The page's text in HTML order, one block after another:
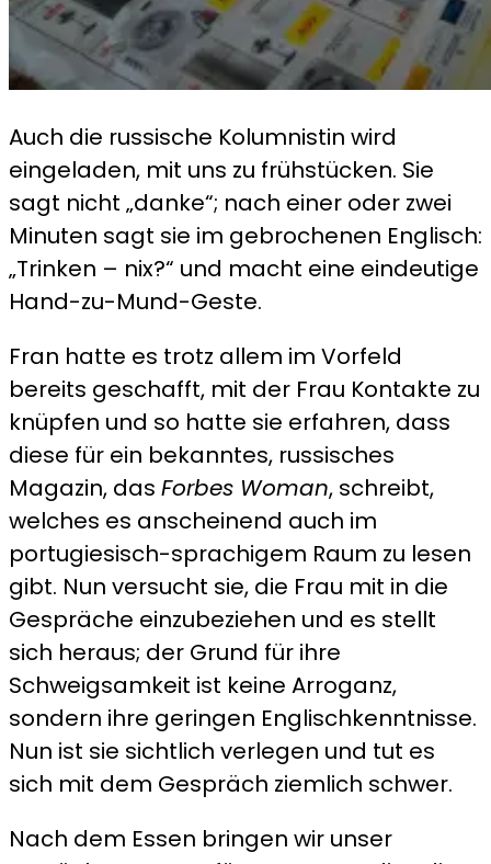
Auch die russische Kolumnistin wird
eingeladen, mit uns zu frühstücken. Sie
sagt nicht „danke“; nach einer oder zwei
Minuten sagt sie im gebrochenen Englisch:
„Trinken – nix?“ und macht eine eindeutige
Hand-zu-Mund-Geste.
Fran hatte es trotz allem im Vorfeld
bereits geschafft, mit der Frau Kontakte zu
knüpfen und so hatte sie erfahren, dass
diese für ein bekanntes, russisches
Magazin, das Forbes Woman, schreibt,
welches es anscheinend auch im
portugiesisch-sprachigem Raum zu lesen
gibt. Nun versucht sie, die Frau mit in die
Gespräche einzubeziehen und es stellt
sich heraus; der Grund für ihre
Schweigsamkeit ist keine Arroganz,
sondern ihre geringen Englischkenntnisse.
Nun ist sie sichtlich verlegen und tut es
sich mit dem Gespräch ziemlich schwer.
Nach dem Essen bringen wir unser